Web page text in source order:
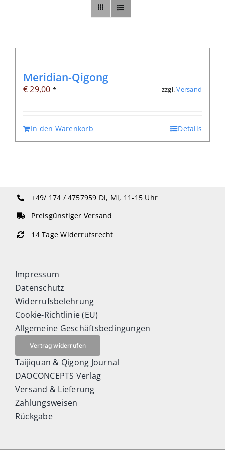
Meridian-Qigong
€29,00 * zzgl.Versand
In den Warenkorb Details
+49/ 174 / 4757959 Di, Mi, 11-15 Uhr
Preisgünstiger Versand
14 Tage Widerrufsrecht
Impressum
Datenschutz
Widerrufsbelehrung
Cookie-Richtlinie (EU)
Allgemeine Geschäftsbedingungen
Vertrag widerrufen
Taijiquan & Qigong Journal
DAOCONCEPTS Verlag
Versand & Lieferung
Zahlungsweisen
Rückgabe